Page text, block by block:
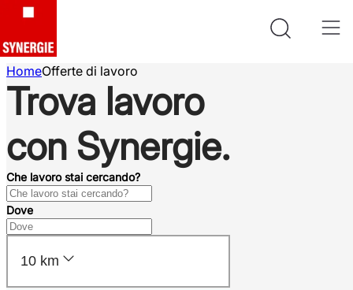
HomeOfferte di lavoro
Trova lavoro
con Synergie.
Che lavoro stai cercando?
Dove
10 km